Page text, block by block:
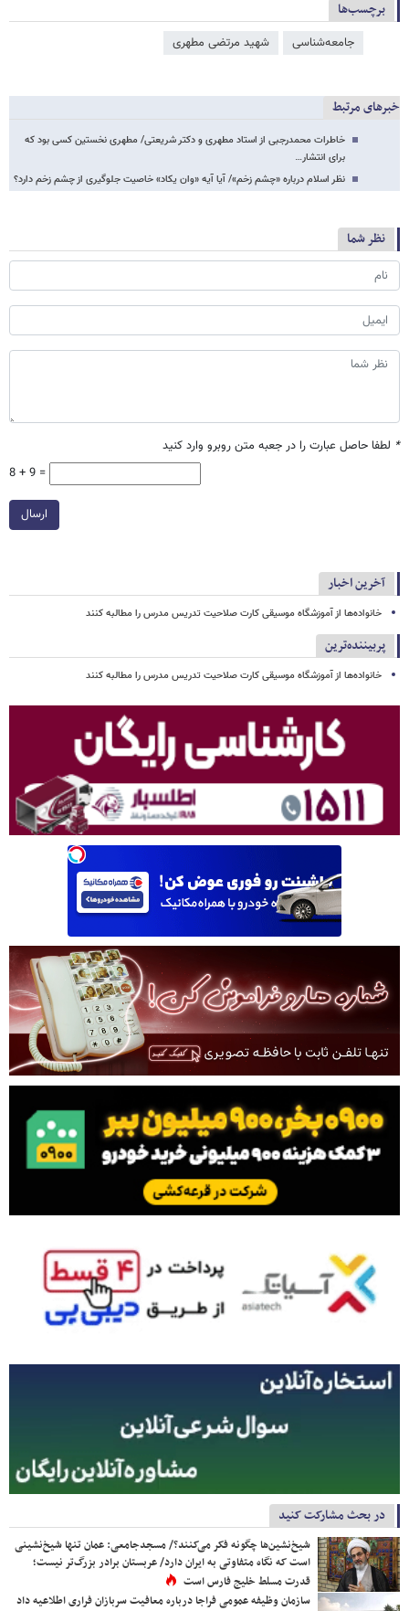
برچسب‌ها
جامعه‌شناسی شهید مرتضی مطهری
خبرهای مرتبط
خاطرات محمدرجبی از استاد مطهری و دکتر شریعتی/ مطهری نخستین کسی بود که
برای انتشار…
نظر اسلام درباره «چشم زخم»/ آیا آیه «وان یکاد» خاصیت جلوگیری از چشم زخم دارد؟
نظر شما
* لطفا حاصل عبارت را در جعبه متن روبرو وارد کنید
8 + 9 =
ارسال
آخرین اخبار
خانواده‌ها از آموزشگاه موسیقی کارت صلاحیت تدریس مدرس را مطالبه کنند
پربیننده‌ترین
خانواده‌ها از آموزشگاه موسیقی کارت صلاحیت تدریس مدرس را مطالبه کنند
در بحث مشارکت کنید
شیخ‌نشین‌ها چگونه فکر می‌کنند؟/ مسجدجامعی: عمان تنها شیخ‌نشینی
است که نگاه متفاوتی به ایران دارد/ عربستان برادر بزرگ‌تر نیست؛
قدرت مسلط خلیج فارس است
سازمان وظیفه عمومی فراجا درباره معافیت سربازان فراری اطلاعیه داد